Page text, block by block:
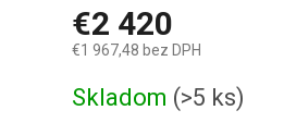
€2 420
€1 967,48 bez DPH
cena:
Skladom (>5 ks)